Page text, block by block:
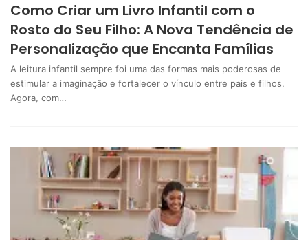
Como Criar um Livro Infantil com o
Rosto do Seu Filho: A Nova Tendência de
Personalização que Encanta Famílias
A leitura infantil sempre foi uma das formas mais poderosas de
estimular a imaginação e fortalecer o vínculo entre pais e filhos.
Agora, com…